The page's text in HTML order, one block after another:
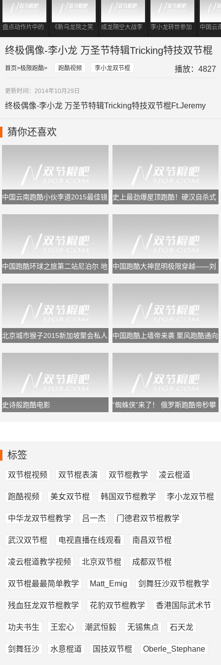
​盘点动作片中的
双节棍四大排
行，甄子丹排第
二
《新乌龙院之笑
闹江湖》萌娃版
李小龙 ，双节棍
耍的有模有样
成龙隔空大战李
小龙《梦回精
武》
李小龙转世参加
选秀重演【死亡
游戏】惊呆评
委！
中国云
伙李道
镜头集
终极偶像-李小龙 万圣节特辑Tricking特技双节棍
首页 极限跑酷 跑酷视频 李小龙双节棍 播放：4827
更新时间：2014年10月29日
终极偶像-李小龙 万圣节特辑Tricking特技双节棍Ft.Jeremy
猜你还喜欢
中国云南跑酷小伙李道2015最佳镜
史上最劲爆屋顶跑酷！硬汉自杀式
中国跑酷环球之旅第二站尼泊尔 地
中国跑酷大神昆明极限穿越——刘
北京城市猴子2015新加坡聚会私人
中国跑酷上墙帝来袭 聚风跑酷通向
史诗般跑酷电影
“蜘蛛侠”来了！ 俄罗斯跑酷帝秒攀
标签
双节棍视频 双节棍表演 双节棍教学 凌云棍道
跑酷视频 美女双节棍 韩国双节棍教学 李小龙双节棍
中华龙双节棍教学 吕一杰 门德君双节棍教学
武汉双节棍 电视直播在线观看 南昌双节棍
凌云棍道教学视频 北京双节棍 成都双节棍
双节棍最最简单教学 Matt_Emig 剑舞狂沙双节棍教学
残血狂龙双节棍教学 花豹双节棍教学 香港国际武术节
功夫书生 王宏心 潮武恒毅 无锡焦点 石天龙
剑舞狂沙 水意棍道 国技双节棍 Oberle_Stephane